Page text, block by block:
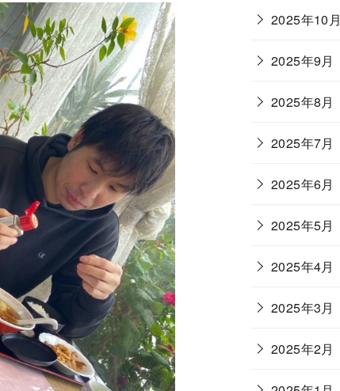
2025年10月
2025年9月
2025年8月
2025年7月
2025年6月
2025年5月
2025年4月
2025年3月
2025年2月